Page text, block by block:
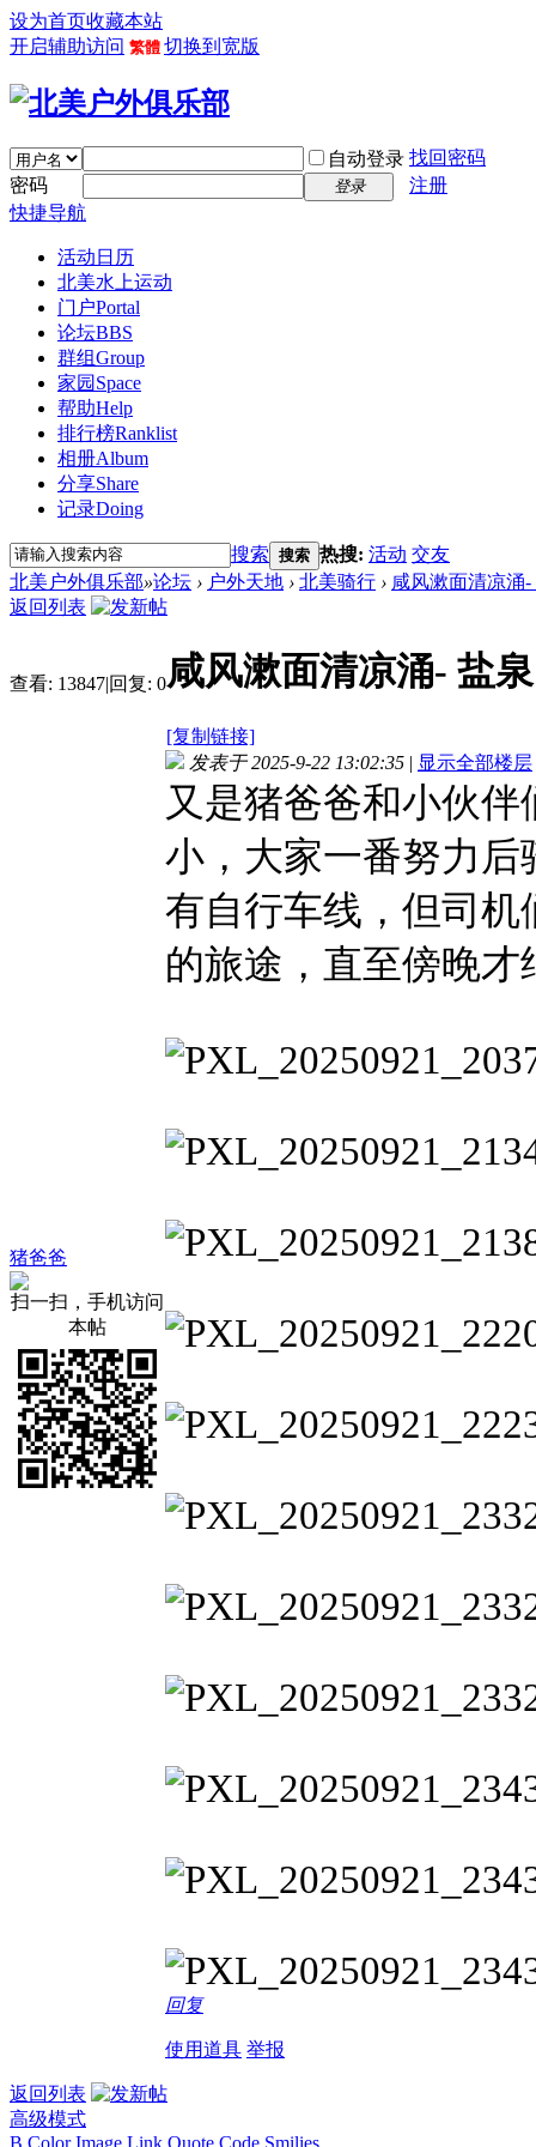
设为首页收藏本站
开启辅助访问 繁體 切换到宽版
自动登录 找回密码
密码
登录
注册
快捷导航
活动日历
北美水上运动
门户Portal
论坛BBS
群组Group
家园 Space
帮助Help
排行榜Ranklist
相册Album
分享Share
记录Doing
搜索 搜索 热搜: 活动 交友
北美户外俱乐部»论坛 › 户外天地 › 北美骑行 › 咸风漱面清凉涌
返回列表
查看: 13847|回复: 0咸风漱面清凉涌- 盐
[复制链接]
猪爸爸
扫一扫，手机访问
本帖
发表于 2025-9-22 13:02:35 | 显示全部楼层
又是猪爸爸和小伙
小，大家一番努力
有自行车线，但司
的旅途，直至傍晚才
回复
使用道具 举报
返回列表
高级模式
B Color Image Link Quote Code Smilies